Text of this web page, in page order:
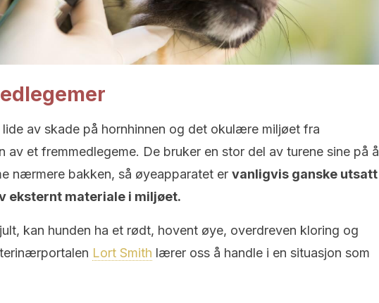
lide av skade på hornhinnen og det okulære miljøet fra
av et fremmedlegeme. De bruker en stor del av turene sine på å
nærmere bakken, så øyeapparatet er vanligvis ganske utsatt
eksternt materiale i miljøet.
kan hunden ha et rødt, hovent øye, overdreven kloring og
Lort Smith lærer oss å handle i en situasjon som